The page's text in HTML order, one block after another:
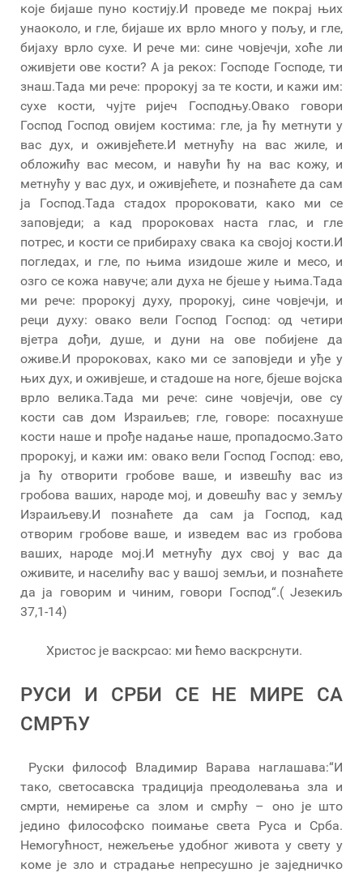
које бијаше пуно костију.И проведе ме покрај њих
унаоколо, и гле, бијаше их врло много у пољу, и гле,
бијаху врло сухе. И рече ми: сине човјечји, хоће ли
оживјети ове кости? А ја рекох: Господе Господе, ти
знаш.Тада ми рече: пророкуј за те кости, и кажи им:
сухе кости, чујте ријеч Господњу.Овако говори
Господ Господ овијем костима: гле, ја ћу метнути у
вас дух, и оживјећете.И метнућу на вас жиле, и
обложићу вас месом, и навући ћу на вас кожу, и
метнућу у вас дух, и оживјећете, и познаћете да сам
ја Господ.Тада стадох пророковати, како ми се
заповједи; а кад пророковах наста глас, и гле
потрес, и кости се прибираху свака ка својој кости.И
погледах, и гле, по њима изидоше жиле и месо, и
озго се кожа навуче; али духа не бјеше у њима.Тада
ми рече: пророкуј духу, пророкуј, сине човјечји, и
реци духу: овако вели Господ Господ: од четири
вјетра дођи, душе, и дуни на ове побијене да
оживе.И пророковах, како ми се заповједи и уђе у
њих дух, и оживјеше, и стадоше на ноге, бјеше војска
врло велика.Тада ми рече: сине човјечји, ове су
кости сав дом Израиљев; гле, говоре: посахнуше
кости наше и прође надање наше, пропадосмо.Зато
пророкуј, и кажи им: овако вели Господ Господ: ево,
ја ћу отворити гробове ваше, и извешћу вас из
гробова ваших, народе мој, и довешћу вас у земљу
Израиљеву.И познаћете да сам ја Господ, кад
отворим гробове ваше, и изведем вас из гробова
ваших, народе мој.И метнућу дух свој у вас да
оживите, и населићу вас у вашој земљи, и познаћете
да ја говорим и чиним, говори Господ“.( Језекиљ
37,1-14)
Христос је васкрсао: ми ћемо васкрснути.
РУСИ И СРБИ СЕ НЕ МИРЕ СА
СМРЋУ
Руски философ Владимир Варава наглашава:“И
тако, светосавска традиција преодолевања зла и
смрти, немирење са злом и смрћу – оно је што
једино философско поимање света Руса и Срба.
Немогућност, нежељење удобног живота у свету у
коме је зло и страдање непресушно је заједничко